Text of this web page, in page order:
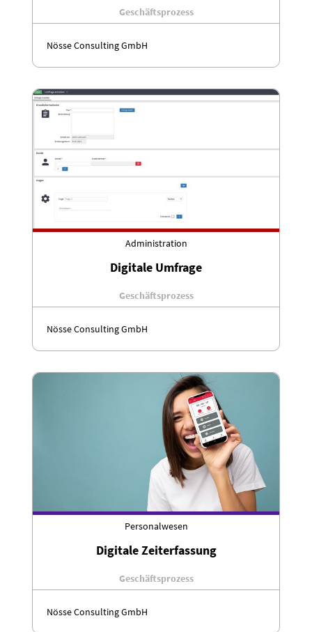
Geschäftsprozess
Nösse Consulting GmbH
Administration
Digitale Umfrage
Geschäftsprozess
Nösse Consulting GmbH
Personalwesen
Digitale Zeiterfassung
Geschäftsprozess
Nösse Consulting GmbH